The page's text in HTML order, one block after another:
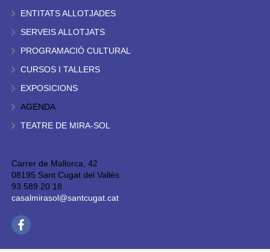
ENTITATS ALLOTJADES
SERVEIS ALLOTJATS
PROGRAMACIÓ CULTURAL
CURSOS I TALLERS
EXPOSICIONS
AGENDA
TEATRE DE MIRA-SOL
Carrer de Mallorca, 42
08195 Sant Cugat del Vallès
93 589 20 18
casalmirasol@santcugat.cat